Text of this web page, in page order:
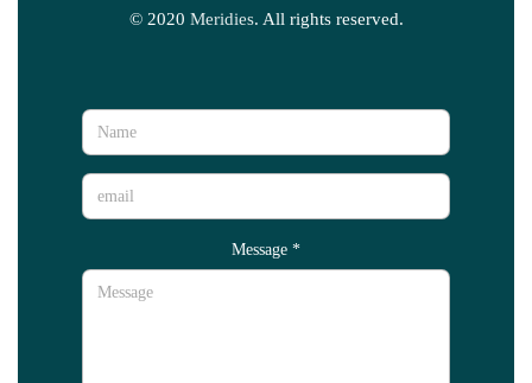
© 2020 Meridies. All rights reserved.
Message*